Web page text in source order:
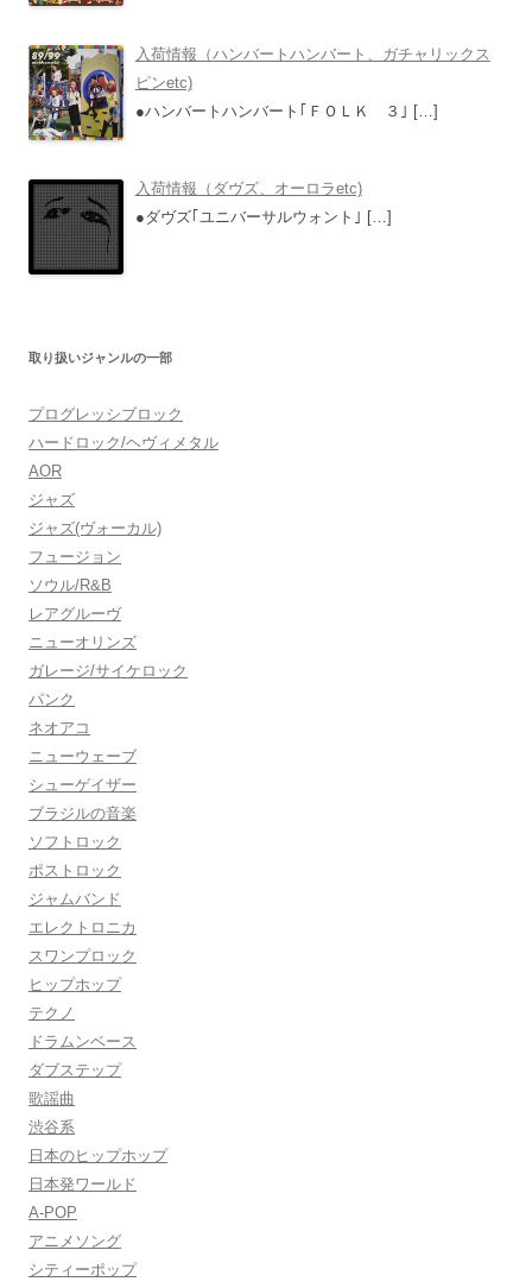
入荷情報（ハンバートハンバート、ガチャリックス
ピンetc)
●ハンバートハンバート｢ＦＯＬＫ ３｣ […]
入荷情報（ダヴズ、オーロラetc)
●ダヴズ｢ユニバーサルウォント｣ […]
取り扱いジャンルの一部
プログレッシブロック
ハードロック/ヘヴィメタル
AOR
ジャズ
ジャズ(ヴォーカル)
フュージョン
ソウル/R&B
レアグルーヴ
ニューオリンズ
ガレージ/サイケロック
パンク
ネオアコ
ニューウェーブ
シューゲイザー
ブラジルの音楽
ソフトロック
ポストロック
ジャムバンド
エレクトロニカ
スワンプロック
ヒップホップ
テクノ
ドラムンベース
ダブステップ
歌謡曲
渋谷系
日本のヒップホップ
日本発ワールド
A-POP
アニメソング
シティーポップ